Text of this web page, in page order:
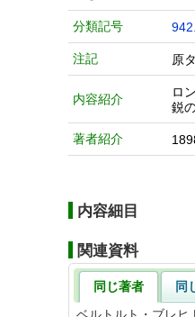
分類記号
注記 原
内容紹介
ロ
鋭
著者紹介
内容細目
関連資料
同じ著者 同